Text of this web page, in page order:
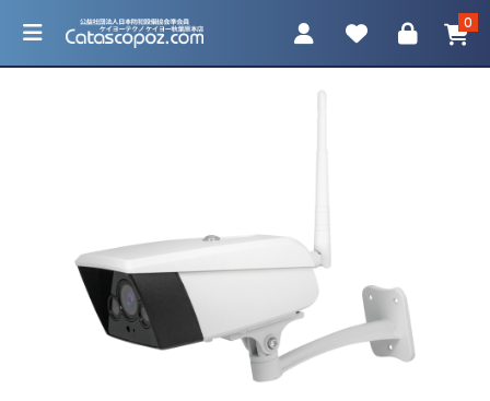
0
防犯カメラ
ネットワークカメラ
レコーダー